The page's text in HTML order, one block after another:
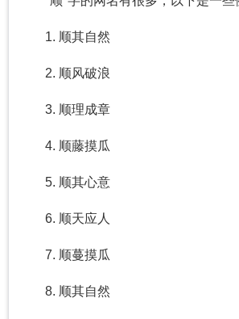
1. 顺其自然
2. 顺风破浪
3. 顺理成章
4. 顺藤摸瓜
5. 顺其心意
6. 顺天应人
7. 顺蔓摸瓜
8. 顺其自然